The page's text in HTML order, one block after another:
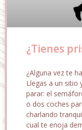
¿Tienes
¿Alguna vez te
Llegas a un sitio
parar: el
o dos coches
charlando
cual te enoja